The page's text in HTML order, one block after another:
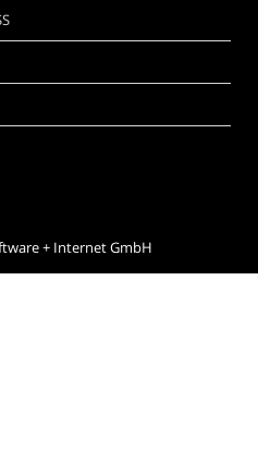
+ Internet GmbH